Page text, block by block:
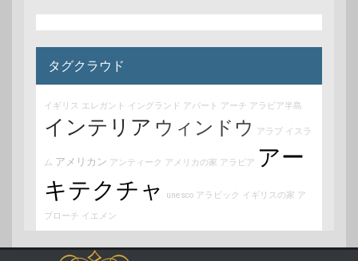
タグクラウド
イギリス エレガント イングランド アパート アーチ アラビア半島
インテリア ウィンドウ アラブ イスラ
ム アメリカン アンティーク アメリカの家 アラビア アー
キテクチャ
unesco アラビック イギリスの家 ア
プローチ
イエメン